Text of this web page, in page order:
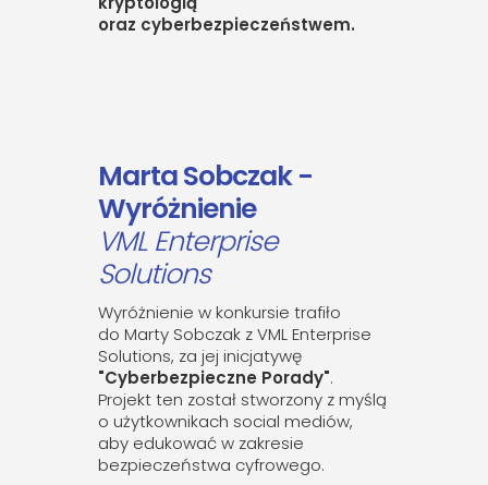
oraz cyberbezpieczeństwem.
Marta Sobczak -
Wyróżnienie
VML Enterprise
Solutions
Wyróżnienie w konkursie trafiło
do Marty Sobczak z VML Enterprise
Solutions, za jej inicjatywę
"Cyberbezpieczne Porady".
Projekt ten został stworzony z myślą
o użytkownikach social mediów,
aby edukować w zakresie
bezpieczeństwa cyfrowego.